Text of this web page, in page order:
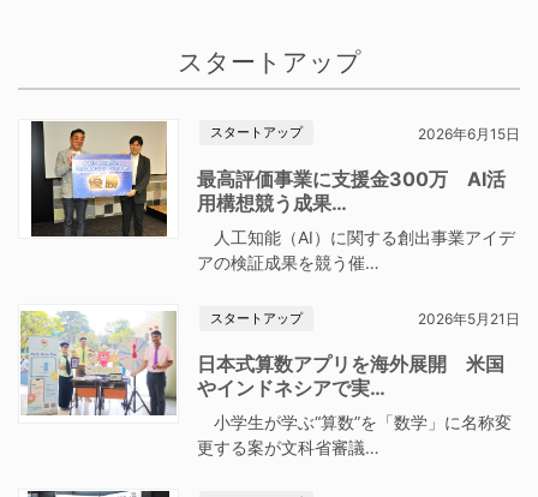
スタートアップ
スタートアップ 2026年6月15日
最高評価事業に支援金300万 AI活
用構想競う成果…
人工知能（AI）に関する創出事業アイデ
アの検証成果を競う催…
スタートアップ 2026年5月21日
日本式算数アプリを海外展開 米国
やインドネシアで実…
小学生が学ぶ“算数”を「数学」に名称変
更する案が文科省審議…